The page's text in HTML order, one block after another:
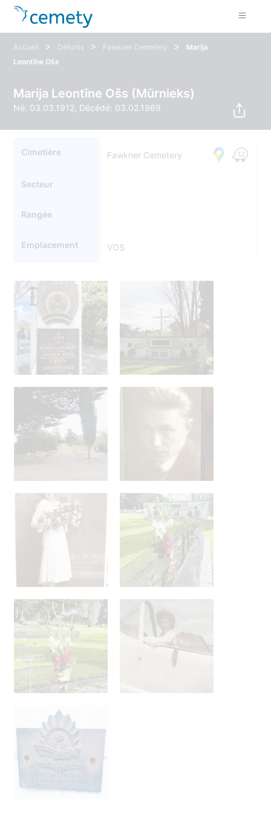
Accueil > Défunts > Fawkner Cemetery >
Marija
Leontīne Ošs
Marija Leontīne Ošs (Mūrnieks)
Né: 03.03.1912, Décédé: 03.02.1969
Cimetière Fawkner Cemetery
Secteur
Rangée
Emplacement VOS